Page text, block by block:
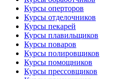
Курсы оперторов
Курсы отделочников
Курсы пекарей
Курсы плавильщиков
Курсы поваров
Курсы полировщиков
Курсы помощников
Курсы прессовщиков